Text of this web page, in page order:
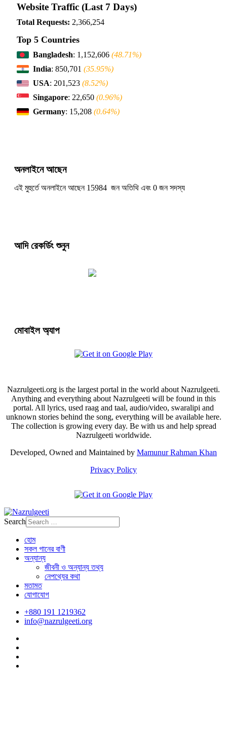
Website Traffic (Last 7 Days)
Total Requests: 2,366,254
Top 5 Countries
Bangladesh: 1,152,606 (48.71%)
India: 850,701 (35.95%)
USA: 201,523 (8.52%)
Singapore: 22,650 (0.96%)
Germany: 15,208 (0.64%)
অনলাইনে আছেন
এই মুহুর্তে অনলাইনে আছেন 15984 জন অতিথি এবং 0 জন সদস্য
আদি রেকর্ডিং শুনুন
মোবাইল অ্যাপ
Nazrulgeeti.org is the largest portal in the world about Nazrulgeeti.
Anything and everything about Nazrulgeeti will be found in this
portal. All lyrics, used raag and taal, audio/video, swaralipi and
unknown stories behind the song, everything will be available here.
The collection is growing every day. Be with us and help spread
Nazrulgeeti worldwide.
Developed, Owned and Maintained by Mamunur Rahman Khan
Privacy Policy
Search
হোম
সকল গানের বাণী
অন্যান্য
জীবনী ও অন্যান্য তথ্য
নেপথ্যের কথা
মতামত
যোগাযোগ
+880 191 1219362
info@nazrulgeeti.org